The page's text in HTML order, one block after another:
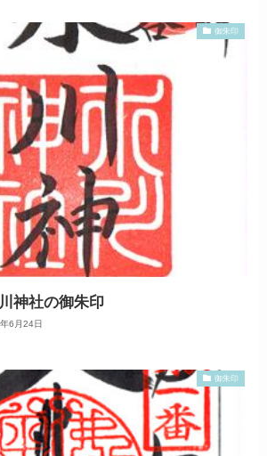
御朱印
神社の御朱印
6月24日
御朱印